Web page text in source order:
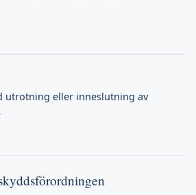
utrotning eller inneslutning av